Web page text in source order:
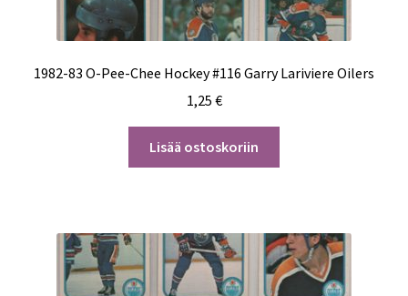
1982-83 O-Pee-Chee Hockey #116 Garry Lariviere Oilers
1,25 €
Lisää ostoskoriin